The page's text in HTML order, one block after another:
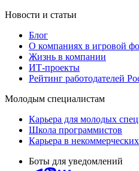
Новости и статьи
Блог
О компаниях в игровой
Жизнь в компании
ИТ-проекты
Рейтинг работодателей
Молодым специалистам
Карьера для молодых
Школа программистов
Карьера в
Боты для уведомлений